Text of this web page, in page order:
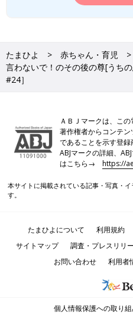
たまひよ 赤ちゃん・育児
言わないで！のその後の尊[うち
#24］
ＡＢＪマークは、この
著作権者からコンテ
であることを示す登録
ABJマークの詳細、
はこちら→https://
本サイトに掲載されている記事・写真・
す。
たまひよについて 利用規約
サイトマップ
調査・プレスリリ
お問い合わせ
利用者
個人情報保護への取り